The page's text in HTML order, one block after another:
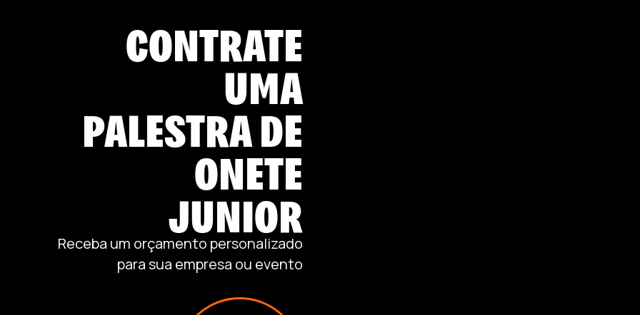
CONTRATE
UMA
PALESTRA DE
ONETE
JUNIOR
Receba um orçamento personalizado
para sua empresa ou evento